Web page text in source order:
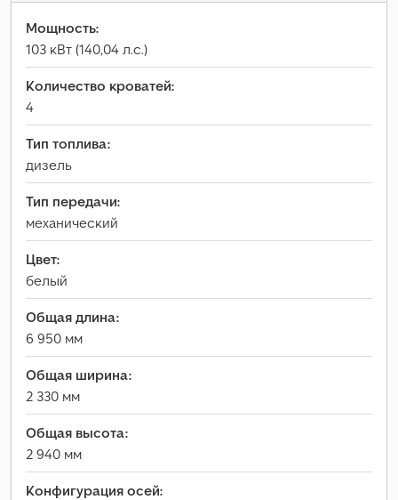
Мощность:
103 кВт (140,04 л.с.)
Количество кроватей:
4
Тип топлива:
дизель
Тип передачи:
механический
Цвет:
белый
Общая длина:
6 950 мм
Общая ширина:
2 330 мм
Общая высота:
2 940 мм
Конфигурация осей: